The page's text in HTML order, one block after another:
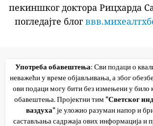
пекиншког доктора Рицхарда
погледајте блог
Употреба обавештења: Сви подаци о
неважећи у време објављивања, а због
ови подаци могу бити без измењени у било
обавештења. Пројектни тим "Светског
ваздуха"је уложио разуман напор и
састављања садржаја ових информација и